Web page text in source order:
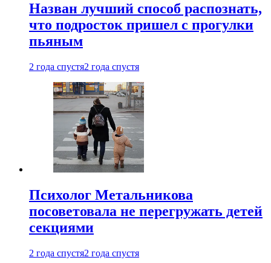
Назван лучший способ распознать,
что подросток пришел с прогулки
пьяным
2 года спустя2 года спустя
Психолог Метальникова
посоветовала не перегружать детей
секциями
2 года спустя2 года спустя